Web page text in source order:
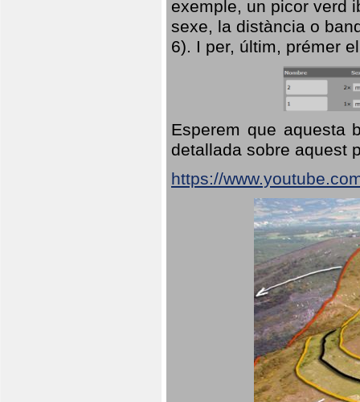
exemple, un picor verd
sexe, la distància o
6). I per, últim, prémer
Esperem que aquesta
detallada sobre aquest
https://